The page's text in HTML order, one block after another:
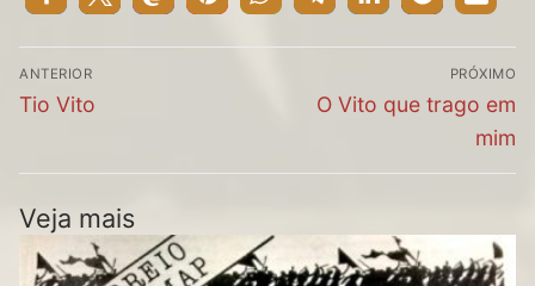
Navegação
de
ANTERIOR
Post
Tio Vito
PRÓXIMO
Próximo
O Vito que trago em
mim
Veja mais